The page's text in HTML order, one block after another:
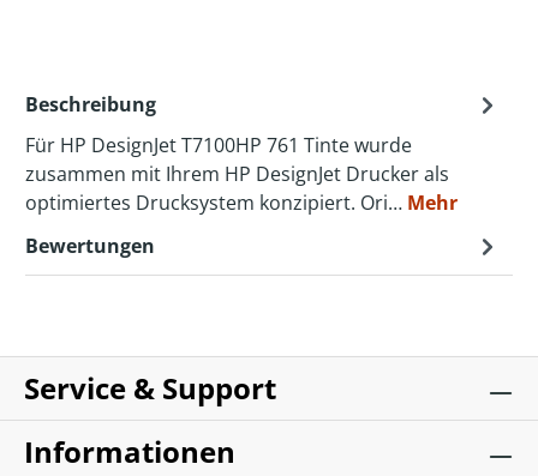
Beschreibung
Für HP DesignJet T7100HP 761 Tinte wurde
zusammen mit Ihrem HP DesignJet Drucker als
optimiertes Drucksystem konzipiert. Ori… Mehr
Bewertungen
Service & Support
Informationen